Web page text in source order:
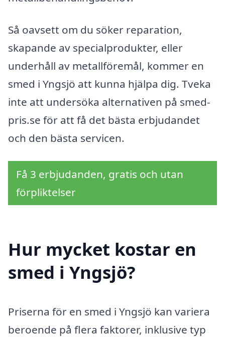
Så oavsett om du söker reparation,
skapande av specialprodukter, eller
underhåll av metallföremål, kommer en
smed i Yngsjö att kunna hjälpa dig. Tveka
inte att undersöka alternativen på smed-
pris.se för att få det bästa erbjudandet
och den bästa servicen.
Få 3 erbjudanden, gratis och utan
förpliktelser
Hur mycket kostar en
smed i Yngsjö?
Priserna för en smed i Yngsjö kan variera
beroende på flera faktorer, inklusive typ